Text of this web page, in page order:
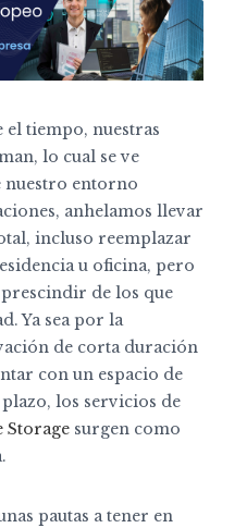
tiempo, nuestras
lo cual se ve
nuestro entorno
anhelamos llevar
incluso reemplazar
u oficina, pero
prescindir de los que
Ya sea por la
de corta duración
con un espacio de
los servicios de
Storage surgen como
pautas a tener en